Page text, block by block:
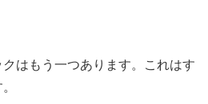
はもう一つあります。これはす